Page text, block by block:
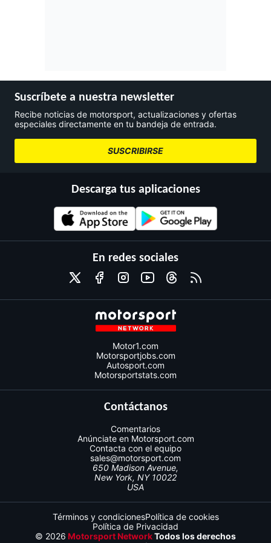
Suscríbete a nuestra newsletter
Recibe noticias de motorsport, actualizaciones y ofertas
especiales directamente en tu bandeja de entrada.
SUSCRIBIRSE
Descarga tus aplicaciones
En redes sociales
Motor1.com
Motorsportjobs.com
Autosport.com
Motorsportstats.com
Contáctanos
Comentarios
Anúnciate en Motorsport.com
Contacta con el equipo
sales@motorsport.com
650 Madison Avenue,
New York, NY 10022
USA
© 2026 Motorsport NetworkTodos los derechos
Términos y condicionesPolítica de cookies
Política de Privacidad